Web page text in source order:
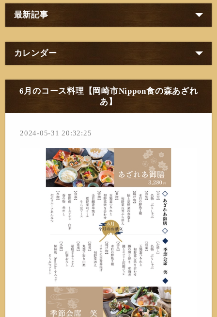
最新記事
カレンダー
6月のコース料理【岡崎市Nippon食の森あざれ
あ】
2024-05-31 20:32:25